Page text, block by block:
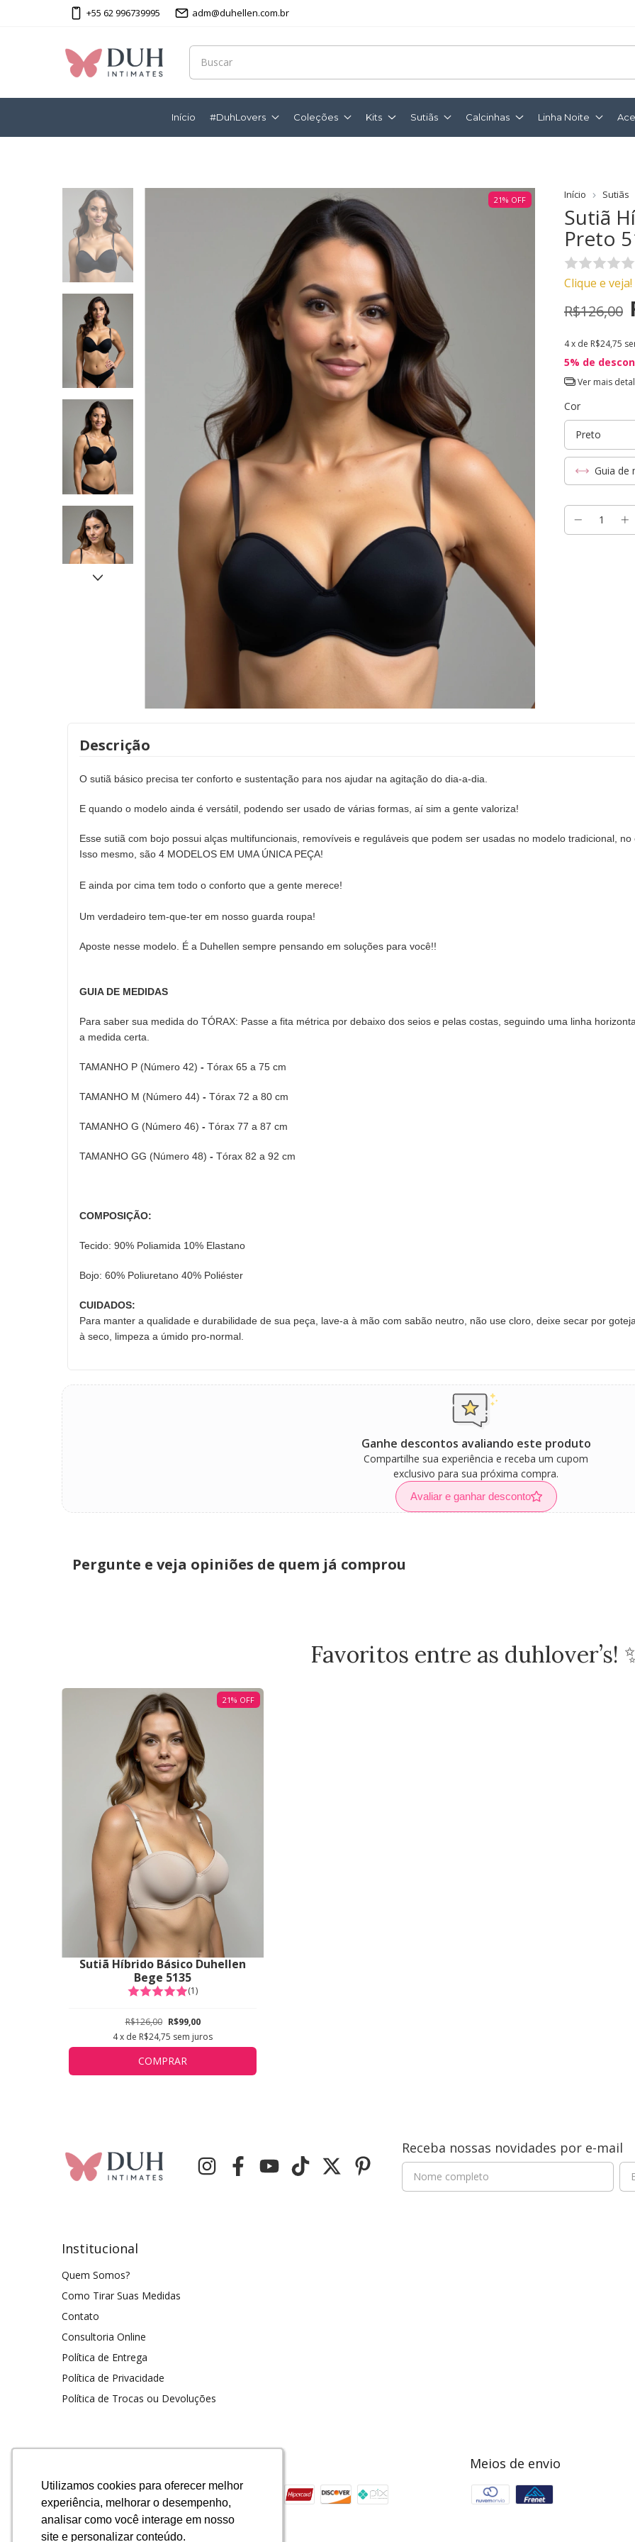
Utilizamos cookies para oferecer melhor
experiência, melhorar o desempenho,
analisar como você interage em nosso
site e personalizar conteúdo.
Utilizamos cookies para oferecer melhor
experiência, melhorar o desempenho,
analisar como você interage em nosso
site e personalizar conteúdo.
Utilizamos cookies para oferecer melhor
experiência, melhorar o desempenho,
analisar como você interage em nosso
site e personalizar conteúdo.
Utilizamos cookies para oferecer melhor
experiência, melhorar o desempenho,
analisar como você interage em nosso
site e personalizar conteúdo.
Utilizamos cookies para oferecer melhor
experiência, melhorar o desempenho,
analisar como você interage em nosso
site e personalizar conteúdo.
+55 62 996739995 adm@duhellen.com.br
Início #DuhLovers Coleções Kits Sutiãs Calcinhas Linha Noite
21% OFF Início Sutiãs
Sutiã
Preto
Clique e veja!
R$126,00
4x de R$24,75
5% de
Ver mais
Cor
Guia de
Descrição
O sutiã básico precisa ter conforto e sustentação para nos ajudar na agitação do dia-a-dia.
E quando o modelo ainda é versátil, podendo ser usado de várias formas, aí sim a gente valoriza!
Esse sutiã com bojo possui alças multifuncionais, removíveis e reguláveis que podem ser usadas no modelo tradicional,
Isso mesmo, são 4 MODELOS EM UMA ÚNICA PEÇA!
E ainda por cima tem todo o conforto que a gente merece!
Um verdadeiro tem-que-ter em nosso guarda roupa!
Aposte nesse modelo. É a Duhellen sempre pensando em soluções para você!!
GUIA DE MEDIDAS
Para saber sua medida do TÓRAX: Passe a fita métrica por debaixo dos seios e pelas costas, seguindo uma linha
a medida certa.
TAMANHO P (Número 42) - Tórax 65 a 75 cm
TAMANHO M (Número 44) - Tórax 72 a 80 cm
TAMANHO G (Número 46) - Tórax 77 a 87 cm
TAMANHO GG (Número 48) - Tórax 82 a 92 cm
COMPOSIÇÃO:
Tecido: 90% Poliamida 10% Elastano
Bojo: 60% Poliuretano 40% Poliéster
CUIDADOS:
Para manter a qualidade e durabilidade de sua peça, lave-a à mão com sabão neutro, não use cloro, deixe secar por
à seco, limpeza a úmido pro-normal.
Ganhe descontos avaliando este produto
Compartilhe sua experiência e receba um cupom
exclusivo para sua próxima compra.
Avaliar e ganhar desconto
Pergunte e veja opiniões de quem já comprou
Favoritos entre as duhlover’s!
21% OFF
Sutiã Híbrido Básico Duhellen
Bege 5135
(1)
R$126,00 R$99,00
4x de R$24,75 sem juros
COMPRAR
Receba nossas novidades por e-mail
Institucional
Quem Somos?
Como Tirar Suas Medidas
Contato
Consultoria Online
Política de Entrega
Política de Privacidade
Política de Trocas ou Devoluções
Meios de envio